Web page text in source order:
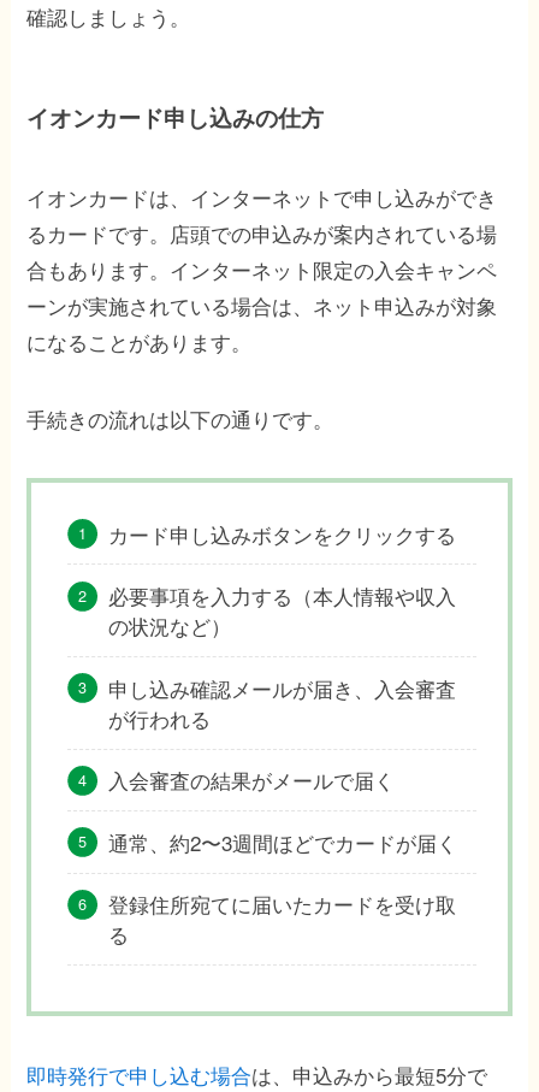
確認しましょう。
イオンカード申し込みの仕方
イオンカードは、インターネットで申し込みができ
るカードです。店頭での申込みが案内されている場
合もあります。インターネット限定の入会キャンペ
ーンが実施されている場合は、ネット申込みが対象
になることがあります。
手続きの流れは以下の通りです。
カード申し込みボタンをクリックする
必要事項を入力する（本人情報や収入
の状況など）
申し込み確認メールが届き、入会審査
が行われる
入会審査の結果がメールで届く
通常、約2〜3週間ほどでカードが届く
登録住所宛てに届いたカードを受け取
る
即時発行で申し込む場合は、申込みから最短5分で